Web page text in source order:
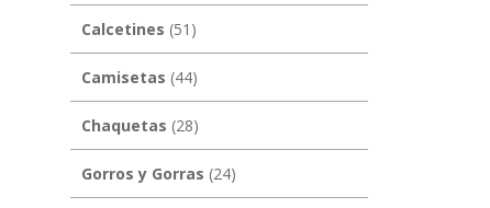
Calcetines (51)
Camisetas (44)
Chaquetas (28)
Gorros y Gorras (24)